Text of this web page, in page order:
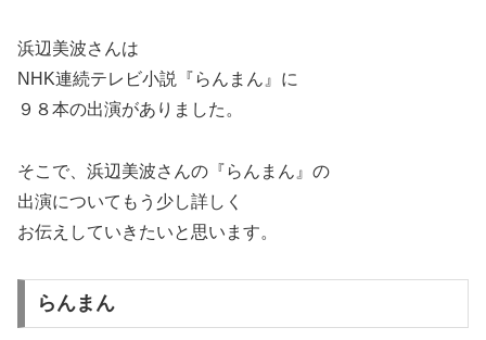
浜辺美波さんは
NHK連続テレビ小説『らんまん』に
９８本の出演がありました。
そこで、浜辺美波さんの『らんまん』の
出演についてもう少し詳しく
お伝えしていきたいと思います。
らんまん